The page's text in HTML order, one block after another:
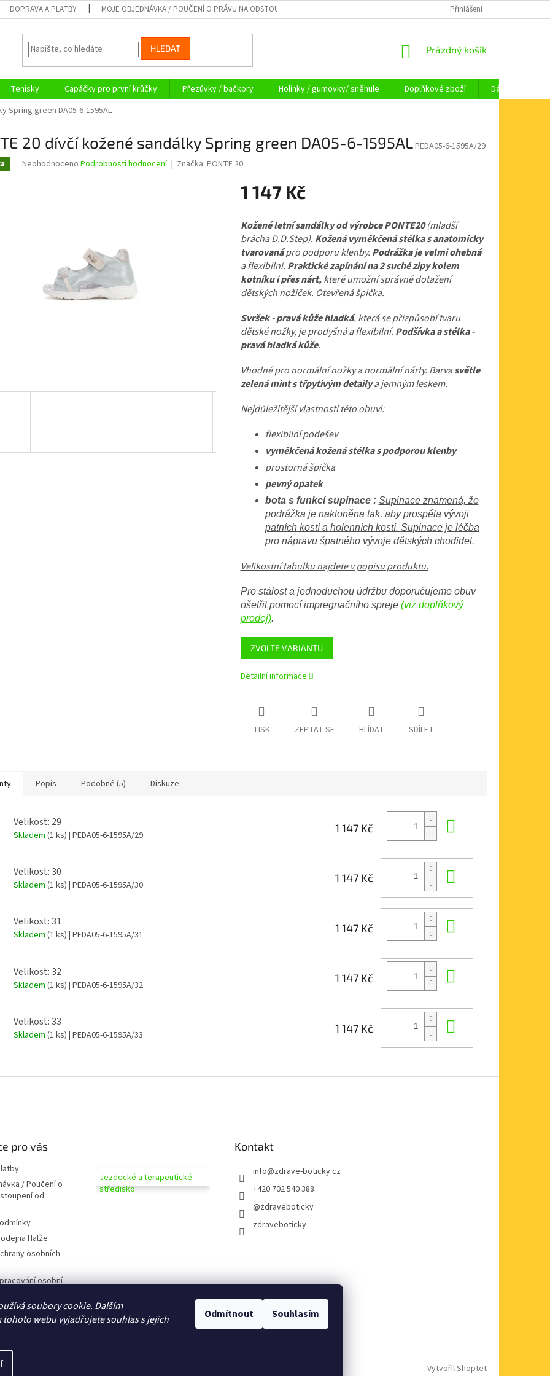
soubory cookie. Dalším
webu vyjadřujete souhlas s jejich
Odmítnout Souhlasím
DOPRAVA A PLATBY MOJE OBJEDNÁVKA / POUČENÍ O PRÁVU NA ODSTOUPENÍ OD SMLOUVY KAMENNÁ PRODEJNA
Přihlášení
HLEDAT
NÁKUPNÍ
Prázdný košík
Tenisky Capáčky pro první krůčky Přezůvky / bačkory Holinky / gumovky/ sněhule Doplňkové zboží
Dárkové
Spring green DA05-6-1595AL
20 dívčí kožené sandálky Spring green DA05-6-1595ALPEDA05-6-1595A/29
Průměrné
Neohodnoceno Podrobnosti hodnocení Značka:PONTE 20
1 147 Kč
cena:
ZVOLTE VARIANTU
Kožené letní sandálky od výrobce PONTE20(mladší
brácha D.D.Step). Kožená vyměkčená stélka s anatomicky
tvarovanápro podporu klenby. Podrážka je velmi ohebná
a flexibilní. Praktické zapínání na 2 suché zipy kolem
kotníku i přes nárt,které umožní správné dotažení
dětských nožiček. Otevřená špička.
Svršek - pravá kůže hladká, která se přizpůsobí tvaru
dětské nožky, je prodyšná a flexibilní. Podšívka a stélka -
pravá hladká kůže.
Vhodné pro normální nožky a normální nárty. Barvasvětle
zelená mint s třpytivým detailya jemným leskem.
Nejdůležitější vlastnosti této obuvi:
flexibilní podešev
vyměkčená kožená stélka s podporou klenby
prostorná špička
pevný opatek
bota s funkcí supinace : Supinace znamená, že
podrážka je nakloněna tak, aby prospěla vývoji
patních kostí a holenních kostí. Supinace je léčba
pro nápravu špatného vývoje dětských chodidel.
Velikostní tabulku najdete v popisu produktu.
Pro stálost a jednoduchou údržbu doporučujeme obuv
ošetřit pomocí impregnačního spreje (viz doplňkový
prodej).
Detailní informace
TISK ZEPTAT SE HLÍDAT SDÍLET
Popis Podobné (5) Diskuze
Velikost: 29
Skladem (1 ks) | PEDA05-6-1595A/29
1 147 Kč
Velikost: 30
Skladem (1 ks) | PEDA05-6-1595A/30
1 147 Kč
Velikost: 31
Skladem (1 ks) | PEDA05-6-1595A/31
1 147 Kč
Velikost: 32
Skladem (1 ks) | PEDA05-6-1595A/32
1 147 Kč
Velikost: 33
Skladem (1 ks) | PEDA05-6-1595A/33
1 147 Kč
pro vás
/ Poučení o
od
Halže
osobních
osobní
Jezdecké a terapeutické
středisko
Kontakt
info@zdrave-boticky.cz
+420 702 540 388
@zdraveboticky
zdraveboticky
Vytvořil Shoptet